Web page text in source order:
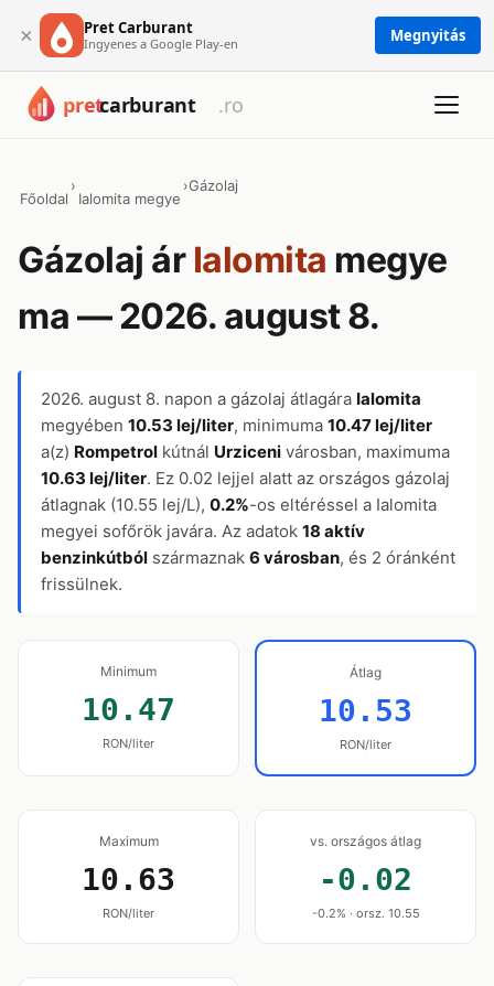
× Pret Carburant
Ingyenes a Google Play-en Megnyitás
Főoldal
›
Ialomita megye
›Gázolaj
Gázolaj ár Ialomita megye
ma — 2026. august 8.
2026. august 8. napon a gázolaj átlagára Ialomita
megyében 10.53 lej/liter, minimuma 10.47 lej/liter
a(z) Rompetrol kútnál Urziceni városban, maximuma
10.63 lej/liter. Ez 0.02 lejjel alatt az országos gázolaj
átlagnak (10.55 lej/L), 0.2%-os eltéréssel a Ialomita
megyei sofőrök javára. Az adatok 18 aktív
benzinkútból származnak 6 városban, és 2 óránként
frissülnek.
Minimum
10.47
RON/liter
Átlag
10.53
RON/liter
Maximum
10.63
RON/liter
vs. országos átlag
-0.02
-0.2% · orsz. 10.55